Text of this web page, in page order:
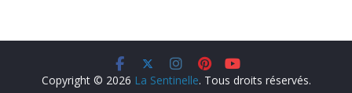
Copyright © 2026 La Sentinelle. Tous droits réservés.